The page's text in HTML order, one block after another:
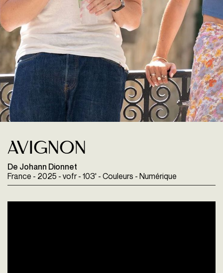
Avignon
De Johann Dionnet
France - 2025 - vofr - 103' - Couleurs - Numérique